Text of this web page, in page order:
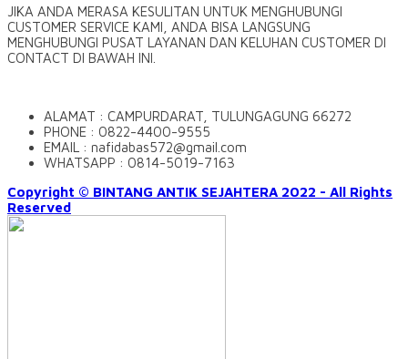
JIKA ANDA MERASA KESULITAN UNTUK MENGHUBUNGI
CUSTOMER SERVICE KAMI, ANDA BISA LANGSUNG
MENGHUBUNGI PUSAT LAYANAN DAN KELUHAN CUSTOMER DI
CONTACT DI BAWAH INI.
ALAMAT : CAMPURDARAT, TULUNGAGUNG 66272
PHONE : 0822-4400-9555
EMAIL : nafidabas572@gmail.com
WHATSAPP : 0814-5019-7163
Copyright © BINTANG ANTIK SEJAHTERA 2022 - All Rights
Reserved